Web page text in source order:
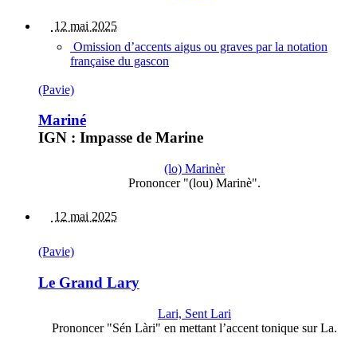
12 mai 2025
Omission d’accents aigus ou graves par la notation
française du gascon
(Pavie)
Mariné
IGN : Impasse de Marine
(lo) Marinèr
Prononcer "(lou) Marinè".
12 mai 2025
(Pavie)
Le Grand Lary
Lari, Sent Lari
Prononcer "Sén Làri" en mettant l’accent tonique sur La.